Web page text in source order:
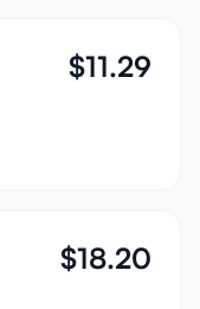
$11.29
$18.20